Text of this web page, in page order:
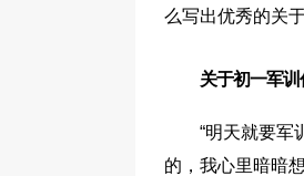
么写出优秀的关
关于初一军训
“明天就要军
的，我心里暗暗